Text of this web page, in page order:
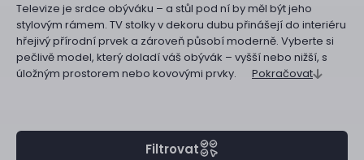
Televize je srdce obýváku – a stůl pod ní by měl být jeho
stylovým rámem. TV stolky v dekoru dubu přinášejí do interiéru
hřejivý přírodní prvek a zároveň působí moderně. Vyberte si
pečlivě model, který doladí váš obývák – vyšší nebo nižší, s
úložným prostorem nebo kovovými prvky.
Pokračovat
Filtrovat